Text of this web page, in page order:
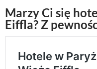
Marzy Ci się
Eiffla? Z